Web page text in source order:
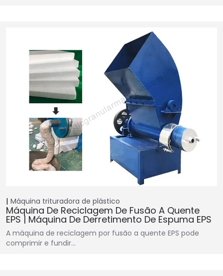
Máquina trituradora de plástico
Máquina De Reciclagem De Fusão A Quente
EPS | Máquina De Derretimento De Espuma EPS
A máquina de reciclagem por fusão a quente EPS pode
comprimir e fundir…